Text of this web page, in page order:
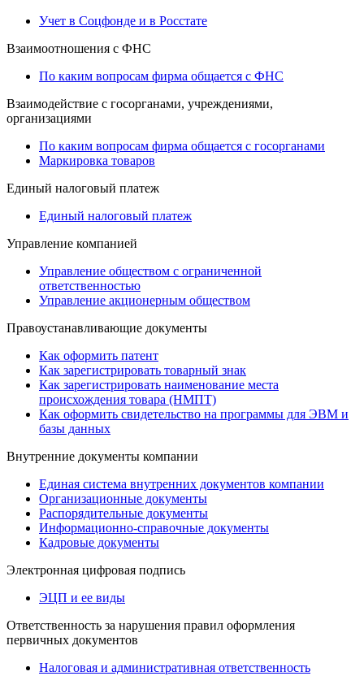
Учет в Соцфонде и в Росстате
Взаимоотношения с ФНС
По каким вопросам фирма общается с ФНС
Взаимодействие с госорганами, учреждениями,
организациями
По каким вопросам фирма общается с госорганами
Маркировка товаров
Единый налоговый платеж
Единый налоговый платеж
Управление компанией
Управление обществом с ограниченной
ответственностью
Управление акционерным обществом
Правоустанавливающие документы
Как оформить патент
Как зарегистрировать товарный знак
Как зарегистрировать наименование места
происхождения товара (НМПТ)
Как оформить свидетельство на программы для ЭВМ и
базы данных
Внутренние документы компании
Единая система внутренних документов компании
Организационные документы
Распорядительные документы
Информационно-справочные документы
Кадровые документы
Электронная цифровая подпись
ЭЦП и ее виды
Ответственность за нарушения правил оформления
первичных документов
Налоговая и административная ответственность